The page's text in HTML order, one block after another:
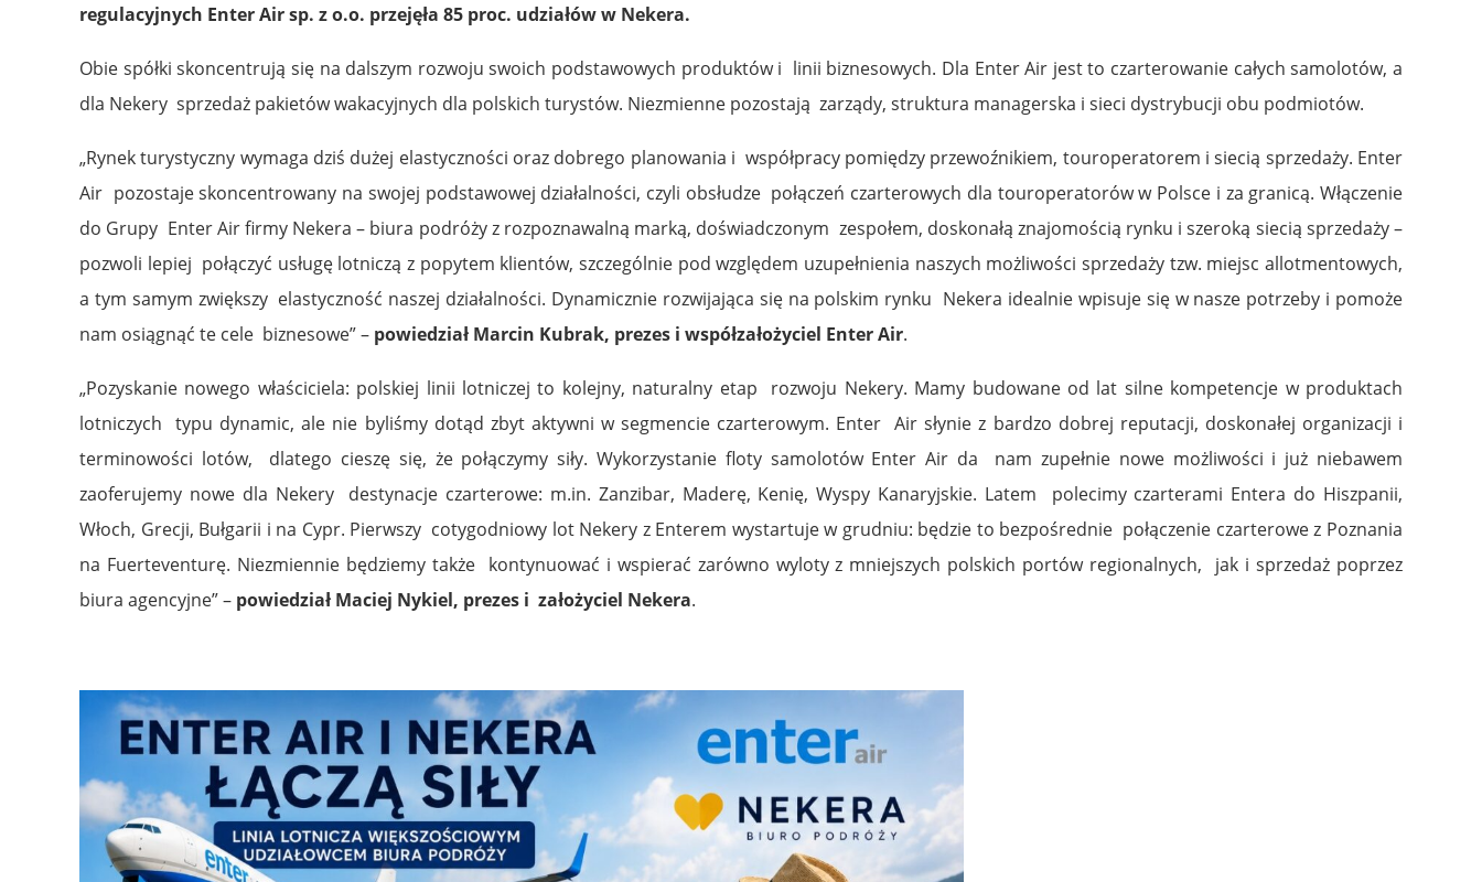
regulacyjnych Enter Air sp. z o.o. przejęła 85 proc. udziałów w Nekera.
Obie spółki skoncentrują się na dalszym rozwoju swoich podstawowych produktów i linii biznesowych. Dla Enter Air jest to czarterowanie całych samolotów, a
dla Nekery sprzedaż pakietów wakacyjnych dla polskich turystów. Niezmienne pozostają zarządy, struktura managerska i sieci dystrybucji obu podmiotów.
„Rynek turystyczny wymaga dziś dużej elastyczności oraz dobrego planowania i współpracy pomiędzy przewoźnikiem, touroperatorem i siecią sprzedaży. Enter
Air pozostaje skoncentrowany na swojej podstawowej działalności, czyli obsłudze połączeń czarterowych dla touroperatorów w Polsce i za granicą. Włączenie
do Grupy Enter Air firmy Nekera – biura podróży z rozpoznawalną marką, doświadczonym zespołem, doskonałą znajomością rynku i szeroką siecią sprzedaży –
pozwoli lepiej połączyć usługę lotniczą z popytem klientów, szczególnie pod względem uzupełnienia naszych możliwości sprzedaży tzw. miejsc allotmentowych,
a tym samym zwiększy elastyczność naszej działalności. Dynamicznie rozwijająca się na polskim rynku Nekera idealnie wpisuje się w nasze potrzeby i pomoże
nam osiągnąć te cele biznesowe” – powiedział Marcin Kubrak, prezes i współzałożyciel Enter Air.
„Pozyskanie nowego właściciela: polskiej linii lotniczej to kolejny, naturalny etap rozwoju Nekery. Mamy budowane od lat silne kompetencje w produktach
lotniczych typu dynamic, ale nie byliśmy dotąd zbyt aktywni w segmencie czarterowym. Enter Air słynie z bardzo dobrej reputacji, doskonałej organizacji i
terminowości lotów, dlatego cieszę się, że połączymy siły. Wykorzystanie floty samolotów Enter Air da nam zupełnie nowe możliwości i już niebawem
zaoferujemy nowe dla Nekery destynacje czarterowe: m.in. Zanzibar, Maderę, Kenię, Wyspy Kanaryjskie. Latem polecimy czarterami Entera do Hiszpanii,
Włoch, Grecji, Bułgarii i na Cypr. Pierwszy cotygodniowy lot Nekery z Enterem wystartuje w grudniu: będzie to bezpośrednie połączenie czarterowe z Poznania
na Fuerteventurę. Niezmiennie będziemy także kontynuować i wspierać zarówno wyloty z mniejszych polskich portów regionalnych, jak i sprzedaż poprzez
biura agencyjne” – powiedział Maciej Nykiel, prezes i założyciel Nekera.